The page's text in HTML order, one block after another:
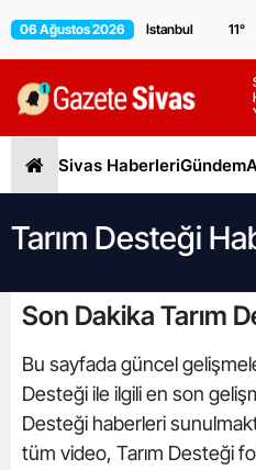
06 Ağustos 2026 11°
Sivas HaberleriGündem
Tarım Desteği
Son Dakika Tarım
Bu sayfada güncel
Desteği ile ilgili en son
Desteği haberleri
tüm video, Tarım Desteği